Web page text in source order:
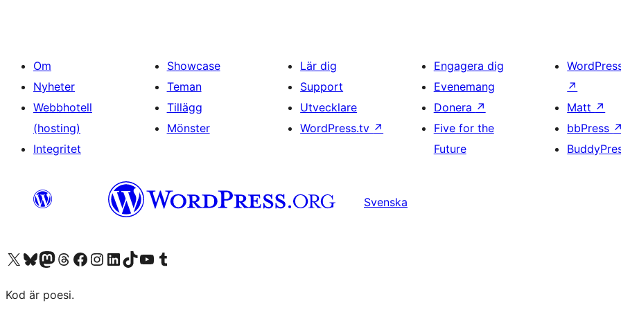
Om
Nyheter
Webbhotell
(hosting)
Integritet
Showcase
Teman
Tillägg
Mönster
Lär dig
Support
Utvecklare
WordPress.tv ↗
Engagera dig
Evenemang
Donera ↗
Five for the
Future
↗
Matt ↗
bbPress ↗
Svenska
Besök vår X-konto (f.d. Twitter)
Besök vårt Bluesky-konto
Besök vårt Mastodon-konto
Besök vårt Thread-konto
Besök vår Facebook-sidaBesök vårt Instagram-konto
Besök vårt LinkedIn-konto
Besök vårt TikTok-konto
Besök vår YouTube-kanalBesök vårt Tumblr-konto
Kod är poesi.